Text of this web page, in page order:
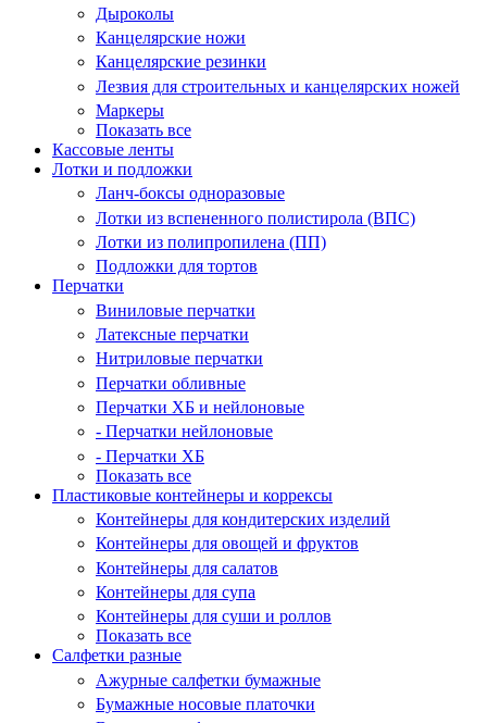
Дыроколы
Канцелярские ножи
Канцелярские резинки
Лезвия для строительных и канцелярских ножей
Маркеры
Показать все
Кассовые ленты
Лотки и подложки
Ланч-боксы одноразовые
Лотки из вспененного полистирола (ВПС)
Лотки из полипропилена (ПП)
Подложки для тортов
Перчатки
Виниловые перчатки
Латексные перчатки
Нитриловые перчатки
Перчатки обливные
Перчатки ХБ и нейлоновые
- Перчатки нейлоновые
- Перчатки ХБ
Показать все
Пластиковые контейнеры и коррексы
Контейнеры для кондитерских изделий
Контейнеры для овощей и фруктов
Контейнеры для салатов
Контейнеры для супа
Контейнеры для суши и роллов
Показать все
Салфетки разные
Ажурные салфетки бумажные
Бумажные носовые платочки